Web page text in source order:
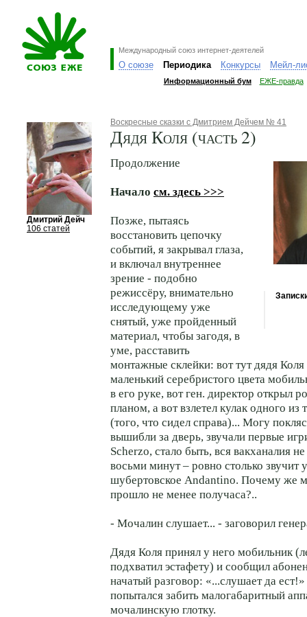
Международный союз интернет-деятелей
О союзе Периодика Конкурсы Мейл-
Информационный бум ЕЖЕ-правда
Дмитрий Дейч
106 статей
Воскресные сказки с Дмитрием Дейчем № 41
Дядя Коля (часть 2)
Продолжение
Начало см. здесь >>>
Позже, пытаясь
восстановить цепочку
событий, я закрывал глаза,
и включал внутреннее
зрение - подобно
режиссёру, внимательно
исследующему уже
снятый, уже пройденный
материал, чтобы загодя, в
уме, расставить
монтажные склейки: вот тут дядя Коля
маленький серебристого цвета
в его руке, вот ген. директор открыл
планом, а вот взлетел кулак одного из
(того, что сидел справа)... Могу
вышибли за дверь, звучали первые
Scherzo, стало быть, вся вакханалия
восьми минут – ровно столько
шубертовское Andantino. Почему же
прошло не менее получаса?..
- Мочалин слушает... - заговорил
Дядя Коля принял у него мобильник
подхватил эстафету) и сообщил
начатый разговор: «...слушает да
попытался забить малогабаритный
мочалинскую глотку.